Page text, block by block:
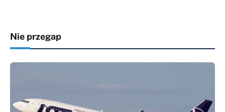
Nie przegap